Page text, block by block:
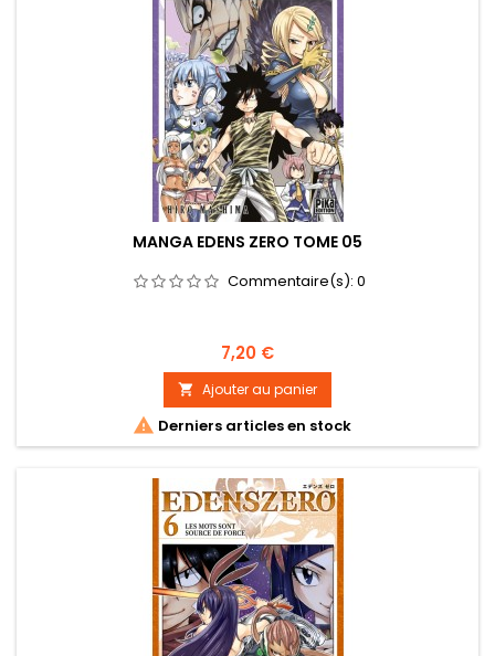
MANGA EDENS ZERO TOME 05
Commentaire(s): 0
Prix
7,20 €
 Ajouter au panier
 Derniers articles en stock